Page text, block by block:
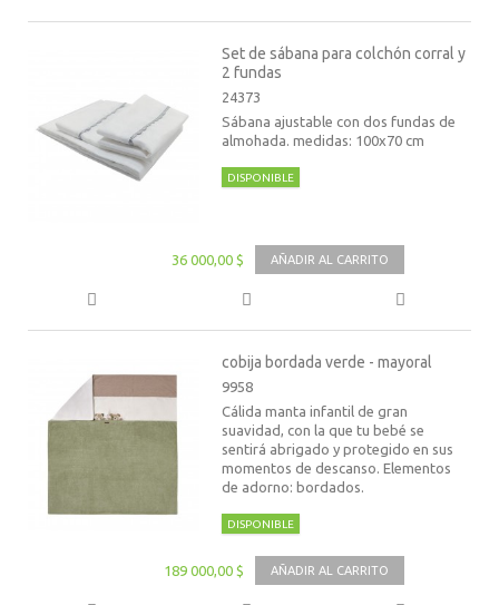
Set de sábana para colchón corral y
2 fundas
24373
Sábana ajustable con dos fundas de
almohada. medidas: 100x70 cm
DISPONIBLE
36 000,00 $ AÑADIR AL CARRITO
cobija bordada verde - mayoral
9958
Cálida manta infantil de gran
suavidad, con la que tu bebé se
sentirá abrigado y protegido en sus
momentos de descanso. Elementos
de adorno: bordados.
DISPONIBLE
189 000,00 $ AÑADIR AL CARRITO